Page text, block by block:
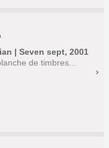
| Seven sept, 2001
de timbres...